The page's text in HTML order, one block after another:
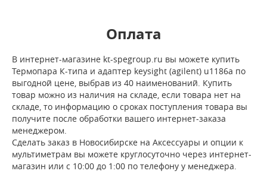
Оплата
В интернет-магазине kt-spegroup.ru вы можете купить
Термопара К-типа и адаптер keysight (agilent) u1186a по
выгодной цене, выбрав из 40 наименований. Купить
товар можно из наличия на складе, если товара нет на
складе, то информацию о сроках поступления товара вы
получите после обработки вашего интернет-заказа
менеджером.
Сделать заказ в Новосибирске на Аксессуары и опции к
мультиметрам вы можете круглосуточно через интернет-
магазин или с 10:00 до 1:00 по телефону у менеджера.